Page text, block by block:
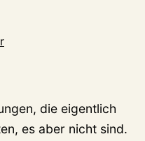
die eigentlich
es aber nicht sind.